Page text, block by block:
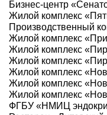
Бизнес-центр
Жилой комплекс
Производственный
Жилой комплекс
Жилой комплекс
Жилой комплекс
Жилой комплекс
Жилой комплекс
Жилой комплекс
ФГБУ «НМИЦ